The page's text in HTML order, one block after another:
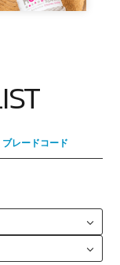
レードコード